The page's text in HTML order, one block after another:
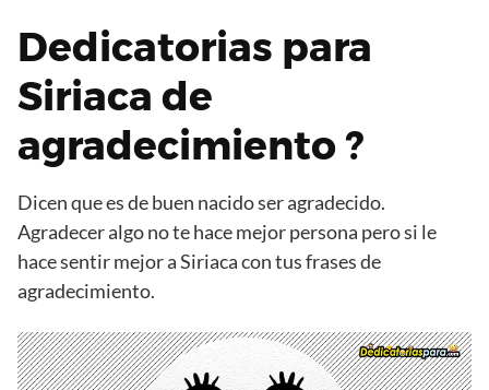
Dedicatorias para
Siriaca de
agradecimiento ?
Dicen que es de buen nacido ser agradecido.
Agradecer algo no te hace mejor persona pero si le
hace sentir mejor a Siriaca con tus frases de
agradecimiento.